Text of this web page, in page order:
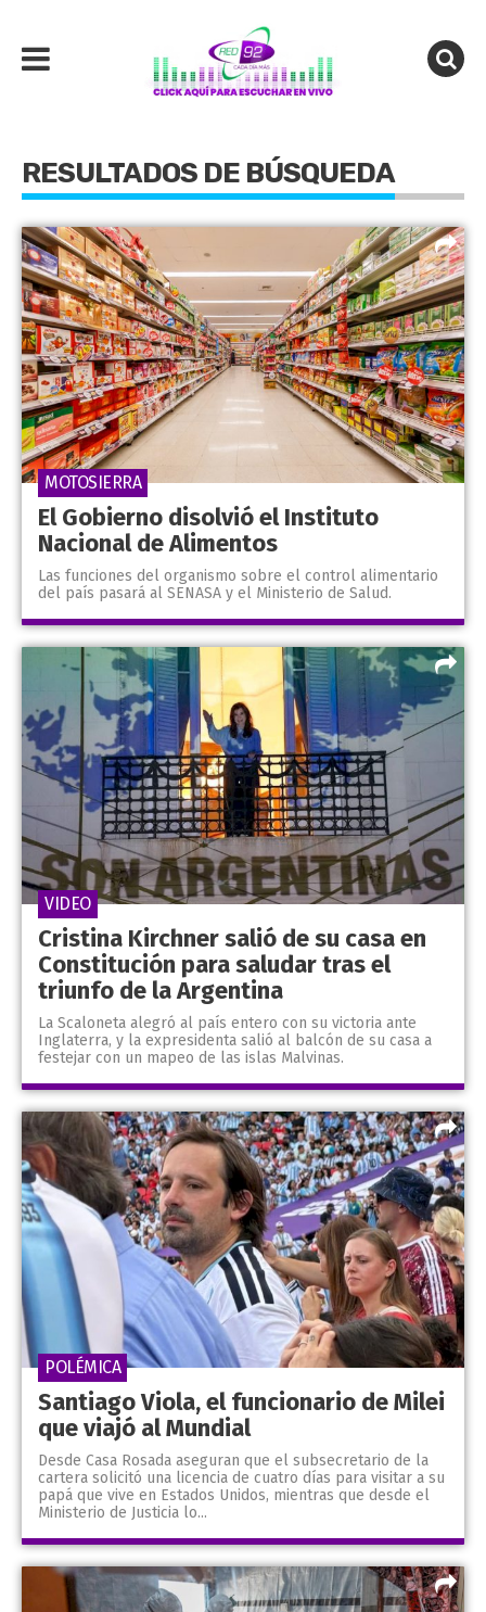
RESULTADOS DE BÚSQUEDA
El Gobierno disolvió el Instituto
Nacional de Alimentos
Las funciones del organismo sobre el control alimentario
del país pasará al SENASA y el Ministerio de Salud.
MOTOSIERRA
Cristina Kirchner salió de su casa en
Constitución para saludar tras el
triunfo de la Argentina
La Scaloneta alegró al país entero con su victoria ante
Inglaterra, y la expresidenta salió al balcón de su casa a
festejar con un mapeo de las islas Malvinas.
VIDEO
Santiago Viola, el funcionario de Milei
que viajó al Mundial
Desde Casa Rosada aseguran que el subsecretario de la
cartera solicitó una licencia de cuatro días para visitar a su
papá que vive en Estados Unidos, mientras que desde el
Ministerio de Justicia lo...
POLÉMICA